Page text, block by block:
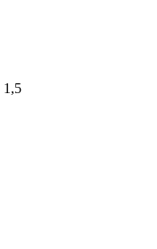
1,5